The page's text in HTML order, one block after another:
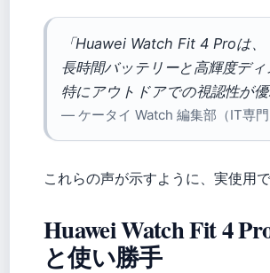
「Huawei Watch Fit 4 Proは、
長時間バッテリーと高輝度デ
特にアウトドアでの視認性が優
— ケータイ Watch 編集部（IT専門
これらの声が示すように、実使用
Huawei Watch Fit 4
と使い勝手